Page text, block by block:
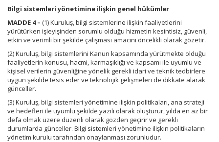
Bilgi sistemleri yönetimine ilişkin genel hükümler
MADDE 4 – (1) Kuruluş, bilgi sistemlerine ilişkin faaliyetlerini
yürütürken işleyişinden sorumlu olduğu hizmetin kesintisiz, güvenli,
etkin ve verimli bir şekilde çalışması amacını öncelikli olarak gözetir.
(2) Kuruluş, bilgi sistemlerini Kanun kapsamında yürütmekte olduğu
faaliyetlerin konusu, hacmi, karmaşıklığı ve kapsamı ile uyumlu ve
kişisel verilerin güvenliğine yönelik gerekli idari ve teknik tedbirlere
uygun şekilde tesis eder ve teknolojik gelişmeleri de dikkate alarak
günceller.
(3) Kuruluş, bilgi sistemleri yönetimine ilişkin politikaları, ana strateji
ve hedefleri ile uyumlu şekilde yazılı olarak oluşturur, yılda en az bir
defa olmak üzere düzenli olarak gözden geçirir ve gerekli
durumlarda günceller. Bilgi sistemleri yönetimine ilişkin politikaların
yönetim kurulu tarafından onaylanması zorunludur.